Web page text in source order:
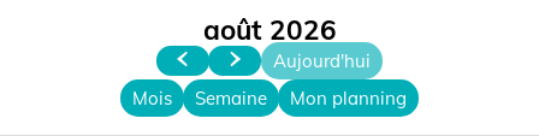
Aujourd'hui
Mois
Semaine Mon planning
août 2026